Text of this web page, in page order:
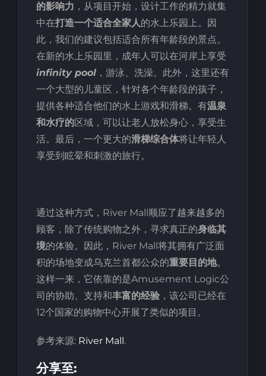
的影响力 ，从项目开始，设计工作的精力就集
中在打造一个适合全家人的水上乐园上。因
此，我们的建议包括适合所有年龄段的景点。
在新的水上乐园里，成年人可以在河岸上享受
infinity pool，游泳、洗澡。此外，这里还有
一个大型的儿童区，针对各个年龄段的孩子，
提供各种适合他们的水上游戏和滑梯。有温泉
和水疗的区域，可以让老人放松身心，享受生
活。最后，一个更大的滑梯综合体将让年轻人
享受到眩晕和刺激的旅行。
通过这种方式，River Mall顺应了越来越多的
顾客，除了传统购物之外，寻求真正的身临其
境的体验。因此，River Mall将其拥有广泛面
积的场地变成乌克兰首都公众的重要目的地。
这样一来，它依靠的是Amusement Logic公
司的协助、支持和丰富的经验，该公司已经在
12个国家的购物中心开展了类似的项目。
参考来源: River Mall.
分享至: